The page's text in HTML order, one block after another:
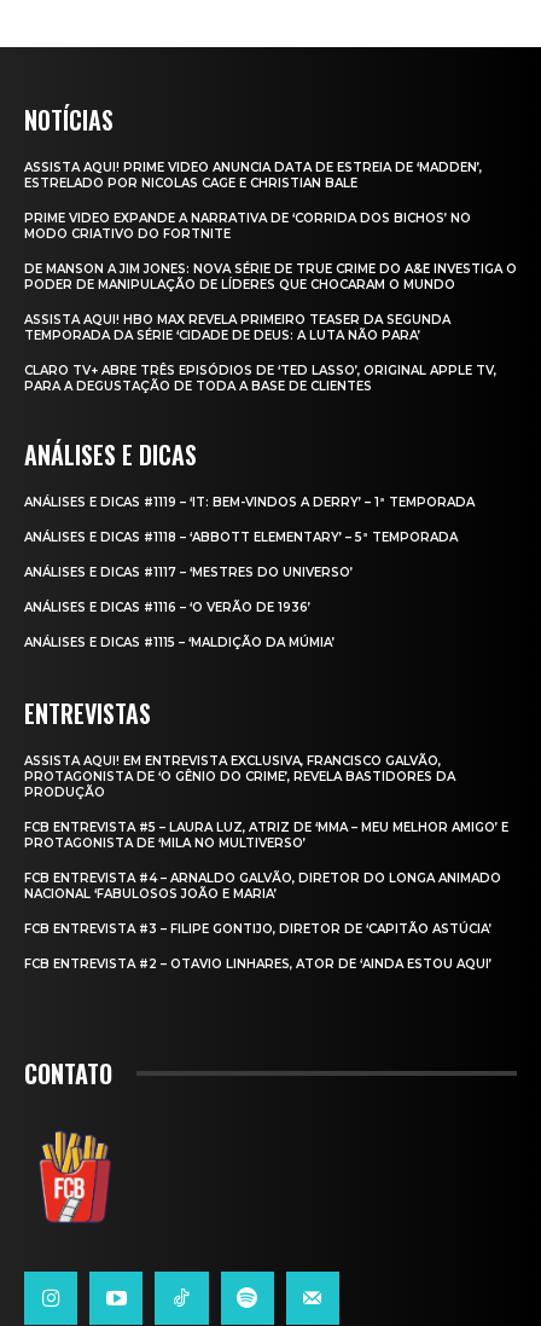
NOTÍCIAS
ASSISTA AQUI! PRIME VIDEO ANUNCIA DATA DE ESTREIA DE ‘MADDEN’,
ESTRELADO POR NICOLAS CAGE E CHRISTIAN BALE
PRIME VIDEO EXPANDE A NARRATIVA DE ‘CORRIDA DOS BICHOS’ NO
MODO CRIATIVO DO FORTNITE
DE MANSON A JIM JONES: NOVA SÉRIE DE TRUE CRIME DO A&E INVESTIGA O
PODER DE MANIPULAÇÃO DE LÍDERES QUE CHOCARAM O MUNDO
ASSISTA AQUI! HBO MAX REVELA PRIMEIRO TEASER DA SEGUNDA
TEMPORADA DA SÉRIE ‘CIDADE DE DEUS: A LUTA NÃO PARA’
CLARO TV+ ABRE TRÊS EPISÓDIOS DE ‘TED LASSO’, ORIGINAL APPLE TV,
PARA A DEGUSTAÇÃO DE TODA A BASE DE CLIENTES
ANÁLISES E DICAS
ANÁLISES E DICAS #1119 – ‘IT: BEM-VINDOS A DERRY’ – 1ª TEMPORADA
ANÁLISES E DICAS #1118 – ‘ABBOTT ELEMENTARY’ – 5ª TEMPORADA
ANÁLISES E DICAS #1117 – ‘MESTRES DO UNIVERSO’
ANÁLISES E DICAS #1116 – ‘O VERÃO DE 1936’
ANÁLISES E DICAS #1115 – ‘MALDIÇÃO DA MÚMIA’
ENTREVISTAS
ASSISTA AQUI! EM ENTREVISTA EXCLUSIVA, FRANCISCO GALVÃO,
PROTAGONISTA DE ‘O GÊNIO DO CRIME’, REVELA BASTIDORES DA
PRODUÇÃO
FCB ENTREVISTA #5 – LAURA LUZ, ATRIZ DE ‘MMA – MEU MELHOR AMIGO’ E
PROTAGONISTA DE ‘MILA NO MULTIVERSO’
FCB ENTREVISTA #4 – ARNALDO GALVÃO, DIRETOR DO LONGA ANIMADO
NACIONAL ‘FABULOSOS JOÃO E MARIA’
FCB ENTREVISTA #3 – FILIPE GONTIJO, DIRETOR DE ‘CAPITÃO ASTÚCIA’
FCB ENTREVISTA #2 – OTAVIO LINHARES, ATOR DE ‘AINDA ESTOU AQUI’
CONTATO